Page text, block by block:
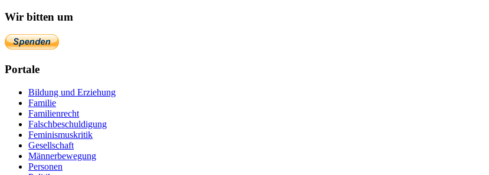
Wir bitten um
Portale
Bildung und Erziehung
Familie
Familienrecht
Falschbeschuldigung
Feminismuskritik
Gesellschaft
Männerbewegung
Personen